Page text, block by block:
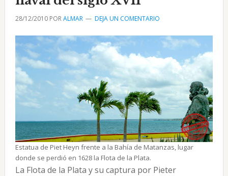
28/12/2010PORALMAR DEJA UN COMENTARIO
Estatua de Piet Heyn frente a la Bahía de Matanzas, lugar
donde se perdió en 1628 la Flota de la Plata.
La Flota de la Plata y su captura por Pieter